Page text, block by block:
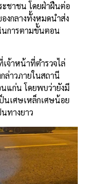
ะชาชน โดยฝ่าฝืนต่อ
งกลางทั้งหมดนำส่ง
การตามขั้นตอน
จ้าหน้าที่ตำรวจไล่
ล่าวภายในสถานี
แก่น โดยพบว่ายังมี
นเศษเหล็กเศษน้อย
ทางยาว